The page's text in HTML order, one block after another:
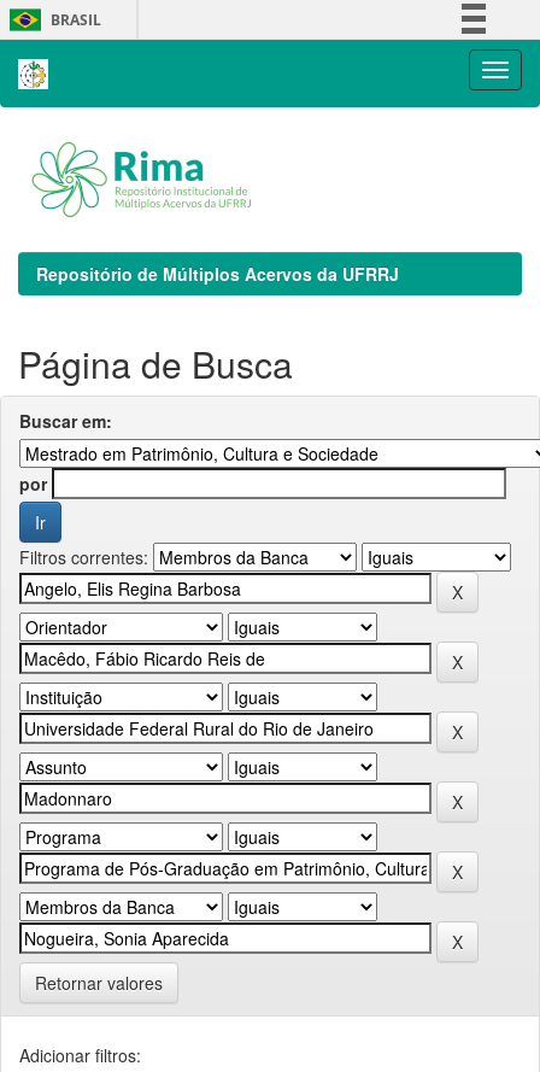
Skip
navigation
BRASIL
Repositório de Múltiplos Acervos da UFRRJ
Página de Busca
Buscar em:
por
Filtros correntes:
Retornar valores
Adicionar filtros: